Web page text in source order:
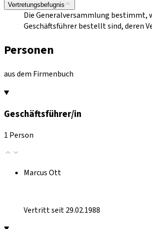
Vertretungsbefugnis
Die Generalversammlung bestimmt,
Geschäftsführer bestellt sind, deren
Personen
aus dem Firmenbuch
Geschäftsführer/in
1 Person
Marcus Ott
Vertritt seit 29.02.1988